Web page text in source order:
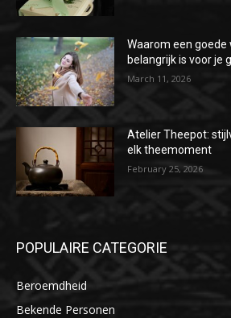
Waarom een
belangrijk is voor je
March 11, 2026
Atelier Theepot:
elk theemoment
February 25, 2026
POPULAIRE CATEGORIE
Beroemdheid
Bekende Personen